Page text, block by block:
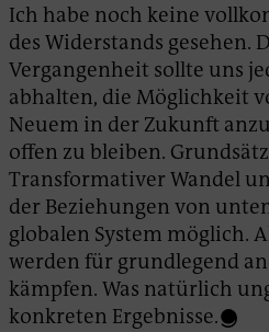
Ich habe noch keine
des Widerstands gesehen.
Vergangenheit sollte uns
abhalten, die Möglichkeit
Neuem in der Zukunft
offen zu bleiben.
Transformativer Wandel
der Beziehungen von
globalen System möglich.
werden für grundlegend
kämpfen. Was natürlich
konkreten Ergebnisse.